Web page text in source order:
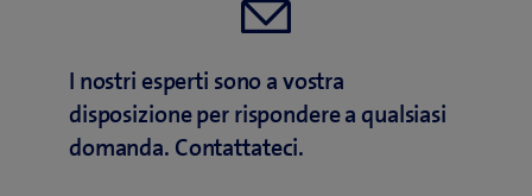
e
t
r
I nostri esperti sono a vostra
disposizione per rispondere a qualsiasi
domanda. Contattateci.